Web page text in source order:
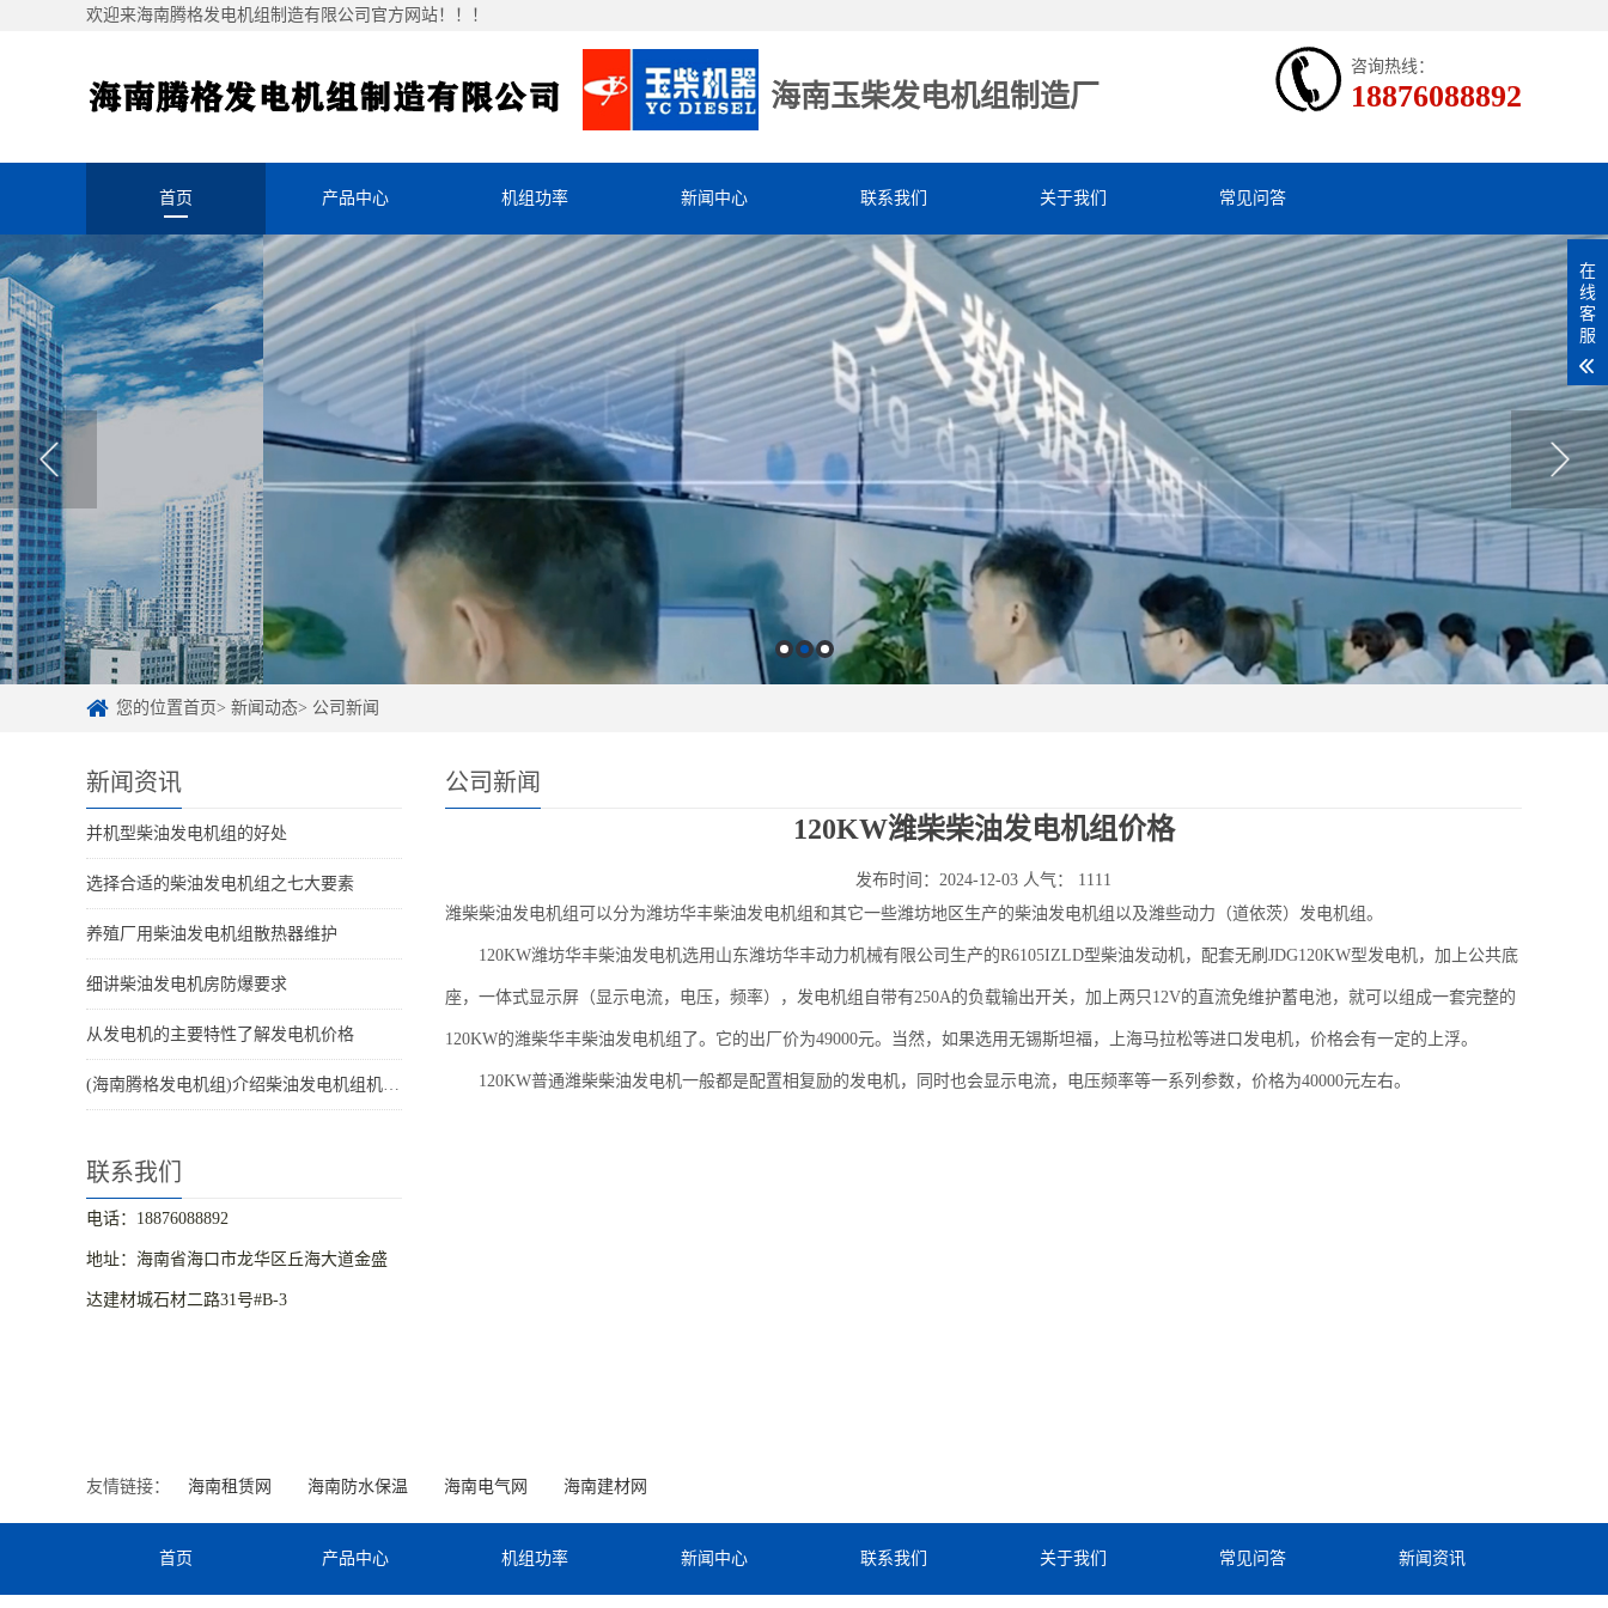
欢迎来海南腾格发电机组制造有限公司官方网站！！！
海南玉柴发电机组制造厂
咨询热线：
18876088892
首页 产品中心 机组功率 新闻中心 联系我们 关于我们 常见问答
您的位置首页> 新闻动态> 公司新闻
新闻资讯
并机型柴油发电机组的好处
选择合适的柴油发电机组之七大要素
养殖厂用柴油发电机组散热器维护
细讲柴油发电机房防爆要求
从发电机的主要特性了解发电机价格
(海南腾格发电机组)介绍柴油发电机组机房噪音处理方
联系我们
电话：18876088892
地址：海南省海口市龙华区丘海大道金盛
达建材城石材二路31号#B-3
公司新闻
120KW潍柴柴油发电机组价格
发布时间：2024-12-03 人气：
1111
潍柴柴油发电机组可以分为潍坊华丰柴油发电机组和其它一些潍坊地区生产的柴油发电机组以及潍些动力（道依茨）发电机组。
120KW潍坊华丰柴油发电机选用山东潍坊华丰动力机械有限公司生产的R6105IZLD型柴油发动机，配套无刷JDG120KW型发电机，加上公共底
座，一体式显示屏（显示电流，电压，频率），发电机组自带有250A的负载输出开关，加上两只12V的直流免维护蓄电池，就可以组成一套完整的
120KW的潍柴华丰柴油发电机组了。它的出厂价为49000元。当然，如果选用无锡斯坦福，上海马拉松等进口发电机，价格会有一定的上浮。
120KW普通潍柴柴油发电机一般都是配置相复励的发电机，同时也会显示电流，电压频率等一系列参数，价格为40000元左右。
友情链接： 海南租赁网 海南防水保温 海南电气网 海南建材网
首页 产品中心 机组功率 新闻中心 联系我们 关于我们 常见问答 新闻资讯
在
线
客
服